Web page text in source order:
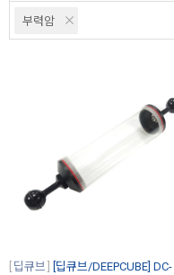
부력암
딥큐브
[딥큐브/DEEPCUBE] DC-